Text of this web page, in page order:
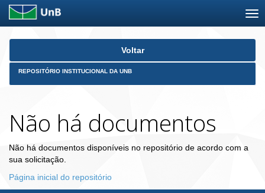
Skip
Voltar
REPOSITÓRIO INSTITUCIONAL DA UNB
Não há documentos
Não há documentos disponíveis no repositório de acordo com a
sua solicitação.
Página inicial do repositório